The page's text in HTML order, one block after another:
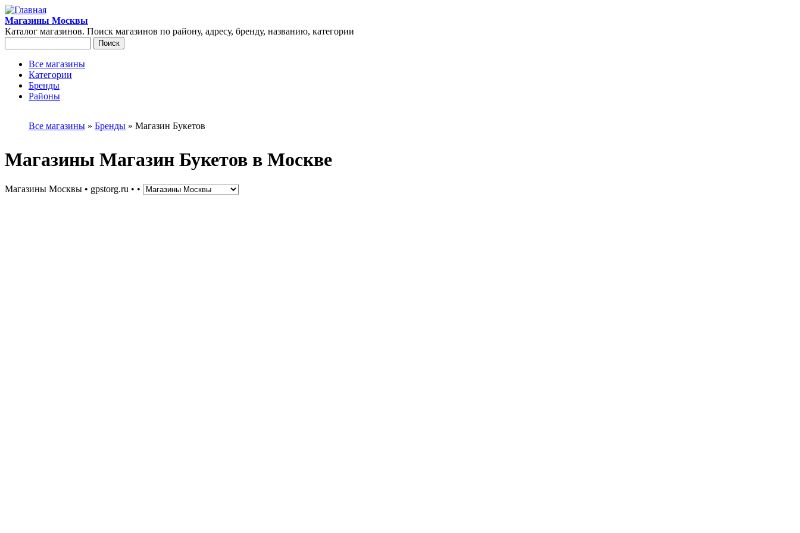
Перейти к основному содержанию
Магазины Москвы
Каталог магазинов. Поиск магазинов по району, адресу, бренду, названию, категории
Главное меню
Все магазины
Категории
Бренды
Районы
Вы здесьВсе магазины » Бренды » Магазин Букетов
Магазины Магазин Букетов в Москве
Магазины Москвы • gpstorg.ru • •